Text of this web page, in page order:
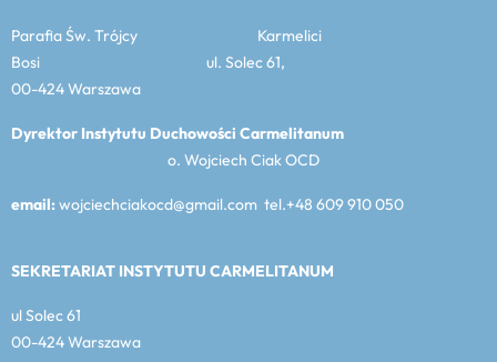
Parafia Św. Trójcy Karmelici
Bosi ul. Solec 61,
00-424 Warszawa
Dyrektor Instytutu Duchowości Carmelitanum
o. Wojciech Ciak OCD
email:wojciechciakocd@gmail.com tel.+48 609 910 050
SEKRETARIAT INSTYTUTU CARMELITANUM
ul Solec 61
00-424 Warszawa